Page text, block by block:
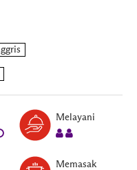
Melayani
Memasak